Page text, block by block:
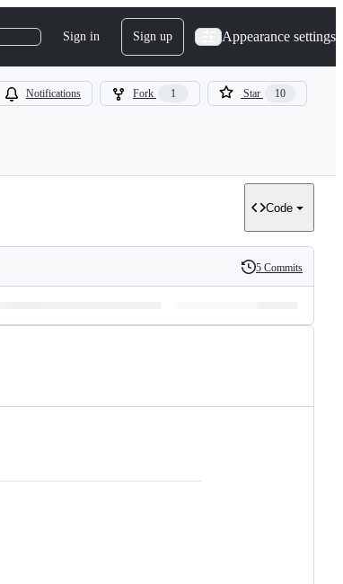
Sign in Sign up Appearance settings
Notifications Fork 1 Star 10
Code
History
5 Commits